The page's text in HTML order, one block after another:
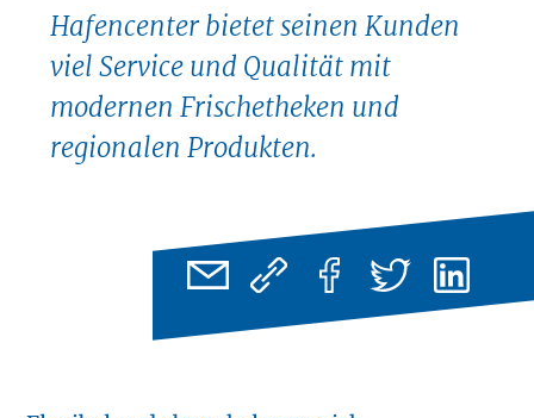
Hafencenter bietet seinen Kunden
viel Service und Qualität mit
modernen Frischetheken und
regionalen Produkten.